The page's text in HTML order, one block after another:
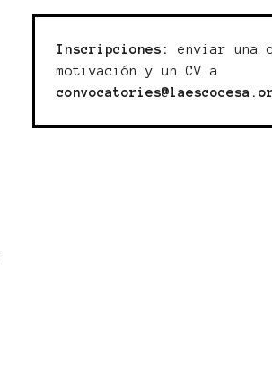
Inscripciones:
enviar una
motivación y un CV a